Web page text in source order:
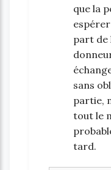
que la
part de
sans
partie,
tout le
tard.